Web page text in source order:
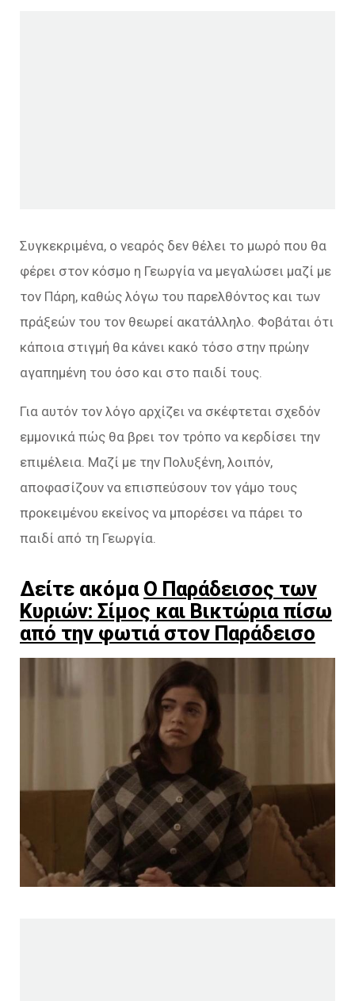
Συγκεκριμένα, ο νεαρός δεν θέλει το μωρό που θα
φέρει στον κόσμο η Γεωργία να μεγαλώσει μαζί με
τον Πάρη, καθώς λόγω του παρελθόντος και των
πράξεών του τον θεωρεί ακατάλληλο. Φοβάται ότι
κάποια στιγμή θα κάνει κακό τόσο στην πρώην
αγαπημένη του όσο και στο παιδί τους.
Για αυτόν τον λόγο αρχίζει να σκέφτεται σχεδόν
εμμονικά πώς θα βρει τον τρόπο να κερδίσει την
επιμέλεια. Μαζί με την Πολυξένη, λοιπόν,
αποφασίζουν να επισπεύσουν τον γάμο τους
προκειμένου εκείνος να μπορέσει να πάρει το
παιδί από τη Γεωργία.
Δείτε ακόμα Ο Παράδεισος των
Κυριών: Σίμος και Βικτώρια πίσω
από την φωτιά στον Παράδεισο